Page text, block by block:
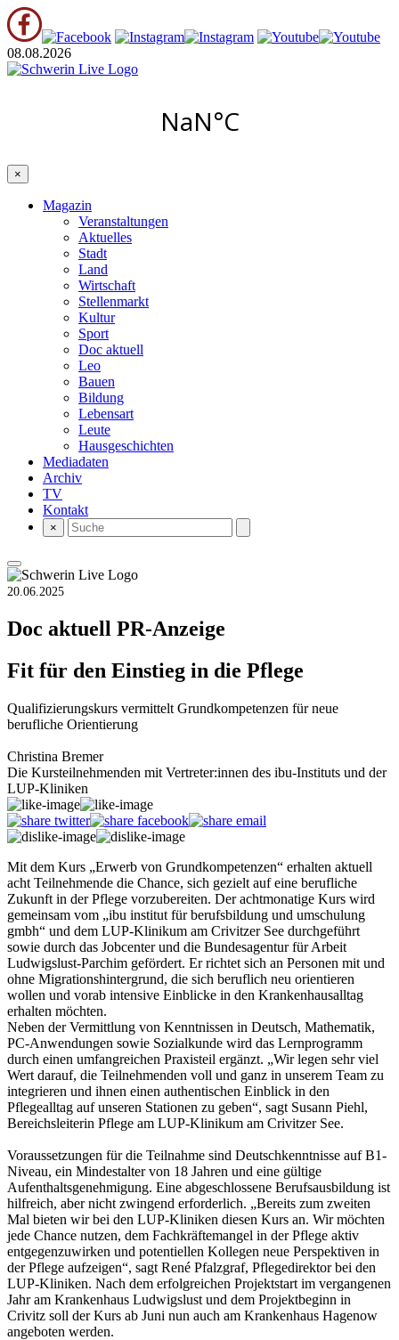
08.08.2026
×
Magazin
Veranstaltungen
Aktuelles
Stadt
Land
Wirtschaft
Stellenmarkt
Kultur
Sport
Doc aktuell
Leo
Bauen
Bildung
Lebensart
Leute
Hausgeschichten
Mediadaten
Archiv
TV
Kontakt
×
20.06.2025
Doc aktuell PR-Anzeige
Fit für den Einstieg in die Pflege
Qualifizierungskurs vermittelt Grundkompetenzen für neue
berufliche Orientierung
Christina Bremer
Die Kursteilnehmenden mit Vertreter:innen des ibu-Instituts und der
LUP-Kliniken
Mit dem Kurs „Erwerb von Grundkompetenzen“ erhalten aktuell
acht Teilnehmende die Chance, sich gezielt auf eine berufliche
Zukunft in der Pflege vorzubereiten. Der achtmonatige Kurs wird
gemeinsam vom „ibu institut für berufsbildung und umschulung
gmbh“ und dem LUP-Klinikum am Crivitzer See durchgeführt
sowie durch das Jobcenter und die Bundesagentur für Arbeit
Ludwigslust-Parchim gefördert. Er richtet sich an Personen mit und
ohne Migrationshintergrund, die sich beruflich neu orientieren
wollen und vorab intensive Einblicke in den Krankenhausalltag
erhalten möchten.
Neben der Vermittlung von Kenntnissen in Deutsch, Mathematik,
PC-Anwendungen sowie Sozialkunde wird das Lernprogramm
durch einen umfangreichen Praxisteil ergänzt. „Wir legen sehr viel
Wert darauf, die Teilnehmenden voll und ganz in unserem Team zu
integrieren und ihnen einen authentischen Einblick in den
Pflegealltag auf unseren Stationen zu geben“, sagt Susann Piehl,
Bereichsleiterin Pflege am LUP-Klinikum am Crivitzer See.
Voraussetzungen für die Teilnahme sind Deutschkenntnisse auf B1-
Niveau, ein Mindestalter von 18 Jahren und eine gültige
Aufenthalts­genehmigung. Eine abgeschlossene Berufsausbildung ist
hilfreich, aber nicht zwingend erforderlich. „Bereits zum zweiten
Mal bieten wir bei den LUP-Kliniken diesen Kurs an. Wir möchten
jede Chance nutzen, dem Fachkräftemangel in der Pflege aktiv
entgegenzuwirken und potentiellen Kollegen neue Perspektiven in
der Pflege aufzeigen“, sagt René Pfalzgraf, Pflegedirektor bei den
LUP-Kliniken. Nach dem erfolgreichen Projektstart im vergangenen
Jahr am Krankenhaus Ludwigslust und dem Projektbeginn in
Crivitz soll der Kurs ab Juni nun auch am Krankenhaus Hagenow
angeboten werden.